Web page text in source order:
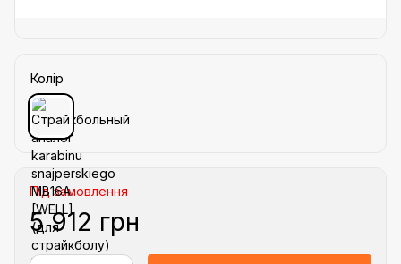
Колір
Під замовлення
5 912 грн